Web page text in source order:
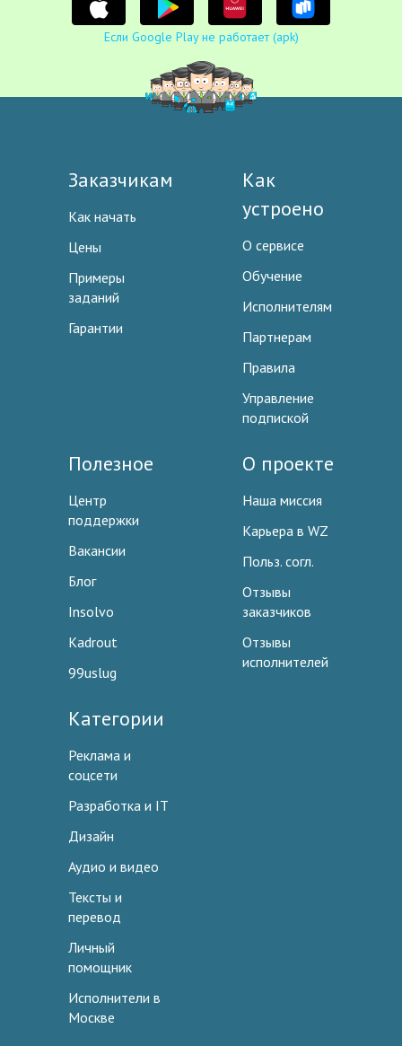
Если Google Play не работает (apk)
Заказчикам
Как начать
Цены
Примеры
заданий
Гарантии
Как
устроено
О сервисе
Обучение
Исполнителям
Партнерам
Правила
Управление
подпиской
Полезное
Центр
поддержки
Вакансии
Блог
Insolvo
Kadrout
99uslug
О проекте
Наша миссия
Карьера в WZ
Польз. согл.
Отзывы
заказчиков
Отзывы
исполнителей
Категории
Реклама и
соцсети
Разработка и IT
Дизайн
Аудио и видео
Тексты и
перевод
Личный
помощник
Исполнители в
Москве